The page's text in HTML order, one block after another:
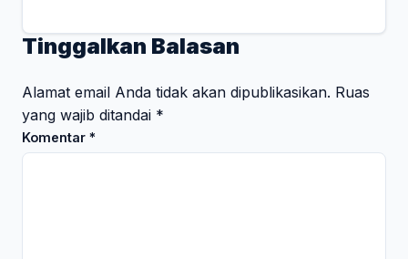
Tinggalkan Balasan
Alamat email Anda tidak akan dipublikasikan. Ruas
yang wajib ditandai *
Komentar *